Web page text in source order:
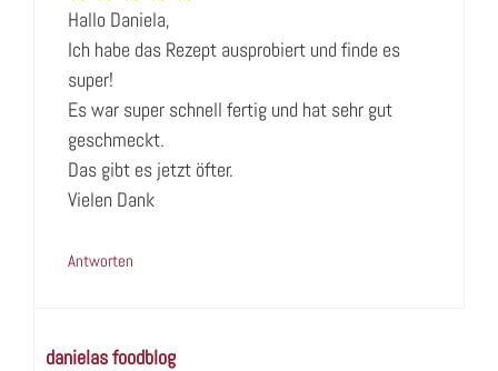
Hallo Daniela,
Ich habe das Rezept ausprobiert und finde es
super!
Es war super schnell fertig und hat sehr gut
geschmeckt.
Das gibt es jetzt öfter.
Vielen Dank
Antworten
danielas foodblog